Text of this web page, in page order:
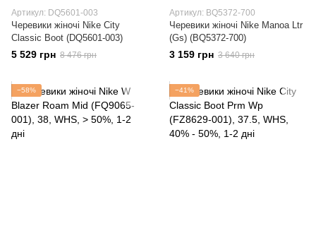
Артикул: DQ5601-003
Черевики жіночі Nike City
Classic Boot (DQ5601-003)
5 529 грн 8 476 грн
Артикул: BQ5372-700
Черевики жіночі Nike Manoa Ltr
(Gs) (BQ5372-700)
3 159 грн 3 640 грн
−58% −41%